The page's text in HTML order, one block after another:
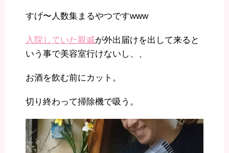
すげ〜人数集まるやつですwww
入院していた親戚が外出届けを出して来ると
いう事で美容室行けないし、、
お酒を飲む前にカット。
切り終わって掃除機で吸う。